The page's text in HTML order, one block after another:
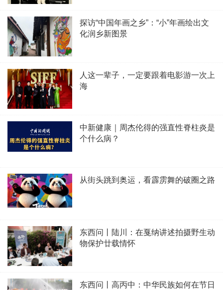
探访“中国年画之乡”：“小”年画绘出文
化润乡新图景
人这一辈子，一定要跟着电影游一次上
海
中新健康｜周杰伦得的强直性脊柱炎是
个什么病？
从街头跳到奥运，看霹雳舞的破圈之路
东西问丨陆川：在戛纳讲述拍摄野生动
物保护廿载情怀
东西问丨高丙中：中华民族如何在节日